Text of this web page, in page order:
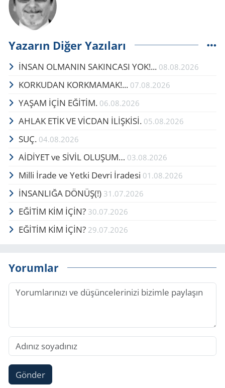
Yazarın Diğer Yazıları
İNSAN OLMANIN SAKINCASI YOK!... 08.08.2026
KORKUDAN KORKMAMAK!... 07.08.2026
YAŞAM İÇİN EĞİTİM. 06.08.2026
AHLAK ETİK VE VİCDAN İLİŞKİSİ. 05.08.2026
SUÇ. 04.08.2026
AİDİYET ve SİVİL OLUŞUM… 03.08.2026
Milli İrade ve Yetki Devri İradesi 01.08.2026
İNSANLIĞA DÖNÜŞ(!) 31.07.2026
EĞİTİM KİM İÇİN? 30.07.2026
EĞİTİM KİM İÇİN? 29.07.2026
Yorumlar
Gönder